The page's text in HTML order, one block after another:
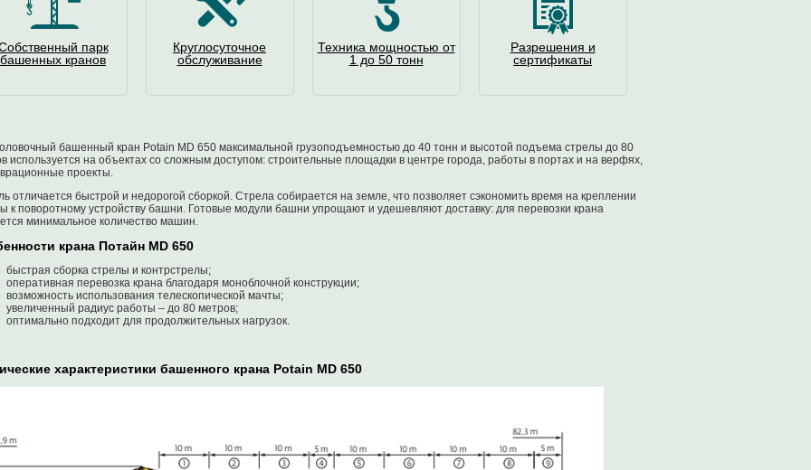
парк
башенных кранов
Круглосуточное
обслуживание
Техника мощностью от
1 до 50 тонн
Разрешения и
сертификаты
башенный кран Potain MD 650 максимальной грузоподъемностью до 40 тонн и высотой подъема стрелы до 80
используется на объектах со сложным доступом: строительные площадки в центре города, работы в портах и на верфях,
проекты.
отличается быстрой и недорогой сборкой. Стрела собирается на земле, что позволяет сэкономить время на креплении
к поворотному устройству башни. Готовые модули башни упрощают и удешевляют доставку: для перевозки крана
минимальное количество машин.
крана Потайн MD 650
быстрая сборка стрелы и контрстрелы;
оперативная перевозка крана благодаря моноблочной конструкции;
возможность использования телескопической мачты;
увеличенный радиус работы – до 80 метров;
оптимально подходит для продолжительных нагрузок.
характеристики башенного крана Potain MD 650